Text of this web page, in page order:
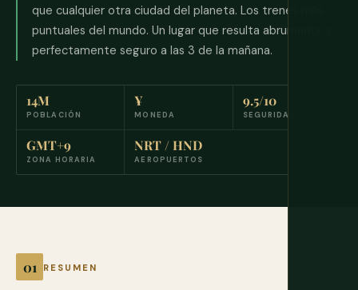
que cualquier otra ciudad del planeta. Los trenes más
puntuales del mundo. Un lugar que resulta abrumador y
perfectamente seguro a las 3 de la mañana.
14M
POBLACIÓN
¥
MONEDA
9.5/10
SEGURIDAD
GMT+9
ZONA HORARIA
NRT / HND
AEROPUERTOS
RESUMEN